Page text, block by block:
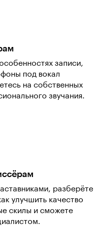
записи,
под вокал
на собственных
звучания.
разберёте
улучшить качество
скилы и сможете